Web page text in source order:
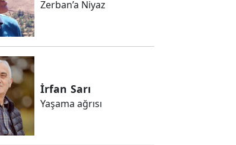
Zerban’a Niyaz
İrfan Sarı
Yaşama ağrısı